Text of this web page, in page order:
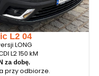
L2 04
LONG
L2 150 kM
za dobę.
przy odbiorze.